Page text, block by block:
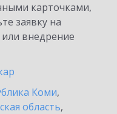
карточками,
заявку на
внедрение
Коми,
область,